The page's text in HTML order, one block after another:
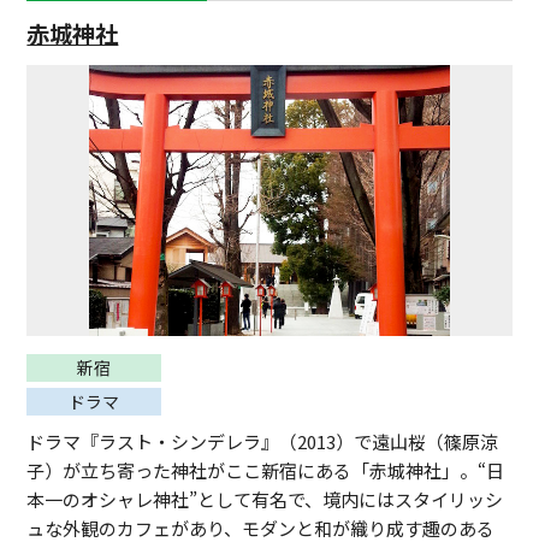
赤城神社
新宿
ドラマ
ドラマ『ラスト・シンデレラ』（2013）で遠山桜（篠原涼
子）が立ち寄った神社がここ新宿にある「赤城神社」。“日
本一のオシャレ神社”として有名で、境内にはスタイリッシ
ュな外観のカフェがあり、モダンと和が織り成す趣のある